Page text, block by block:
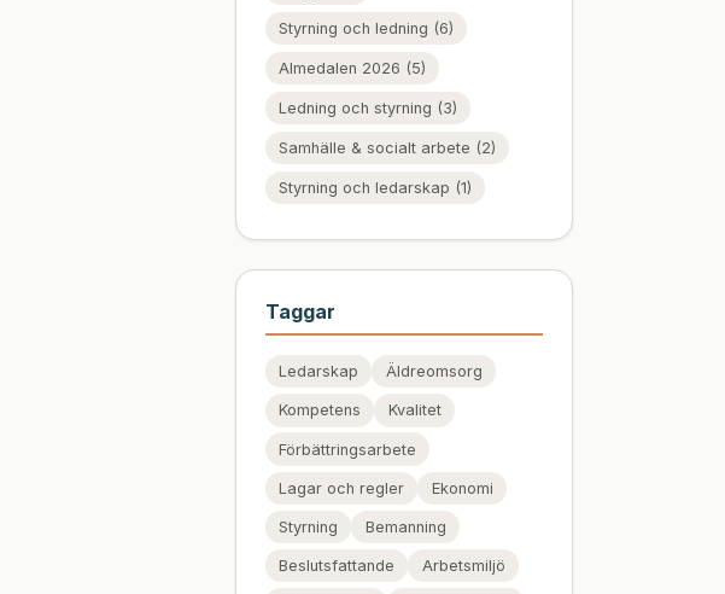
Styrning och ledning (6)
Almedalen 2026 (5)
Ledning och styrning (3)
Samhälle & socialt arbete (2)
Styrning och ledarskap (1)
Taggar
Ledarskap Äldreomsorg
Kompetens Kvalitet
Förbättringsarbete
Lagar och regler Ekonomi
Styrning Bemanning
Beslutsfattande Arbetsmiljö